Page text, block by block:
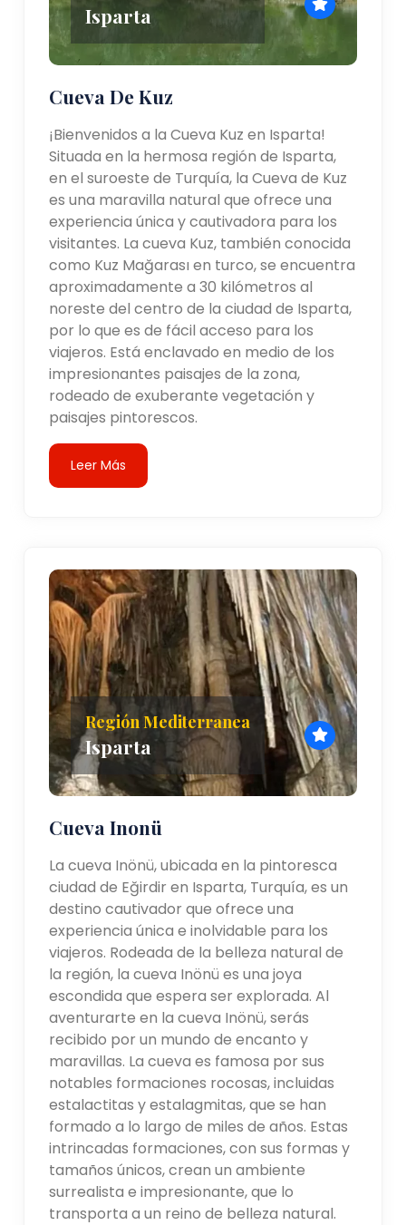
Isparta
Cueva De Kuz
¡Bienvenidos a la Cueva Kuz en Isparta!
Situada en la hermosa región de Isparta,
en el suroeste de Turquía, la Cueva de Kuz
es una maravilla natural que ofrece una
experiencia única y cautivadora para los
visitantes. La cueva Kuz, también conocida
como Kuz Mağarası en turco, se encuentra
aproximadamente a 30 kilómetros al
noreste del centro de la ciudad de Isparta,
por lo que es de fácil acceso para los
viajeros. Está enclavado en medio de los
impresionantes paisajes de la zona,
rodeado de exuberante vegetación y
paisajes pintorescos.
Leer Más
Región Mediterranea
Isparta
Cueva Inonü
La cueva Inönü, ubicada en la pintoresca
ciudad de Eğirdir en Isparta, Turquía, es un
destino cautivador que ofrece una
experiencia única e inolvidable para los
viajeros. Rodeada de la belleza natural de
la región, la cueva Inönü es una joya
escondida que espera ser explorada. Al
aventurarte en la cueva Inönü, serás
recibido por un mundo de encanto y
maravillas. La cueva es famosa por sus
notables formaciones rocosas, incluidas
estalactitas y estalagmitas, que se han
formado a lo largo de miles de años. Estas
intrincadas formaciones, con sus formas y
tamaños únicos, crean un ambiente
surrealista e impresionante, que lo
transporta a un reino de belleza natural.